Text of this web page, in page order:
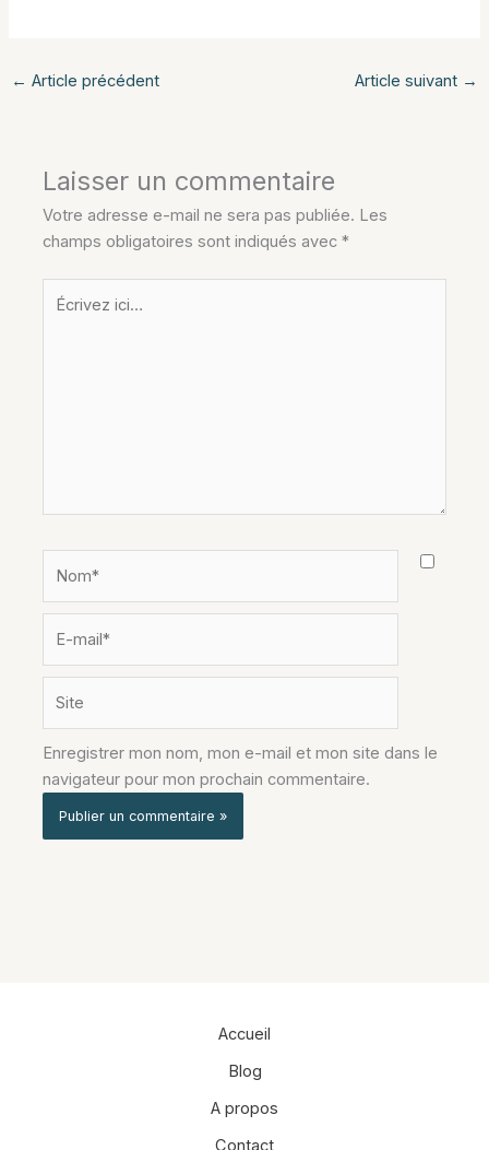
← Article précédent Article suivant →
Laisser un commentaire
Votre adresse e-mail ne sera pas publiée. Les
champs obligatoires sont indiqués avec*
Écrivez
ici…
mail*
Enregistrer mon nom, mon e-mail et mon site dans le
navigateur pour mon prochain commentaire.
Accueil
Blog
A propos
Contact